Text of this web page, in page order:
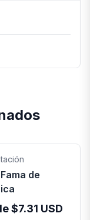
de
$7.31 USD